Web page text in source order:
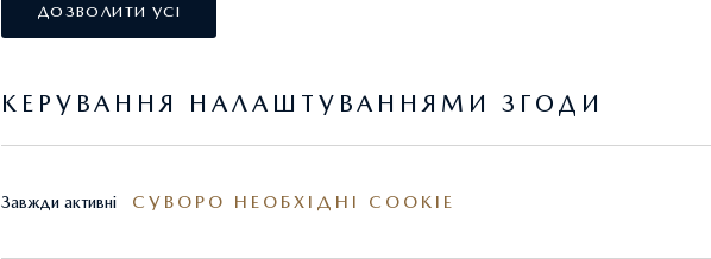
ДОЗВОЛИТИ УСІ
КЕРУВАННЯ НАЛАШТУВАННЯМИ ЗГОДИ
Завжди активні СУВОРО НЕОБХІДНІ COOKIE